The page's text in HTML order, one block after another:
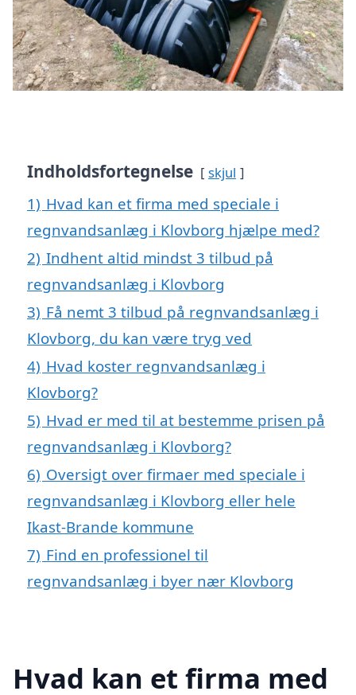
Indholdsfortegnelse skjul
1) Hvad kan et firma med speciale i
regnvandsanlæg i Klovborg hjælpe med?
2) Indhent altid mindst 3 tilbud på
regnvandsanlæg i Klovborg
3) Få nemt 3 tilbud på regnvandsanlæg i
Klovborg, du kan være tryg ved
4) Hvad koster regnvandsanlæg i
Klovborg?
5) Hvad er med til at bestemme prisen på
regnvandsanlæg i Klovborg?
6) Oversigt over firmaer med speciale i
regnvandsanlæg i Klovborg eller hele
Ikast-Brande kommune
7) Find en professionel til
regnvandsanlæg i byer nær Klovborg
Hvad kan et firma med